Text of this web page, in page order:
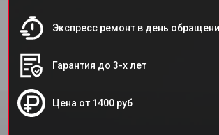
Экспресс ремонт в день
Гарантия до 3-х лет
Цена от 1400 руб